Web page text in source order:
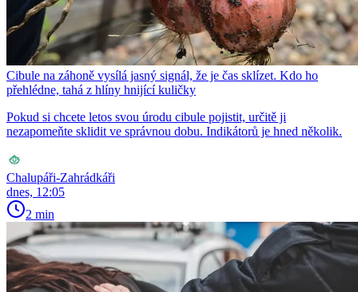
Cibule na záhoně vysílá jasný signál, že je čas sklízet. Kdo ho
přehlédne, tahá z hlíny hnijící kuličky
Pokud si chcete letos svou úrodu cibule pojistit, určitě ji
nezapomeňte sklidit ve správnou dobu. Indikátorů je hned několik.
Chalupáři-Zahrádkáři
dnes, 12:05
2 min